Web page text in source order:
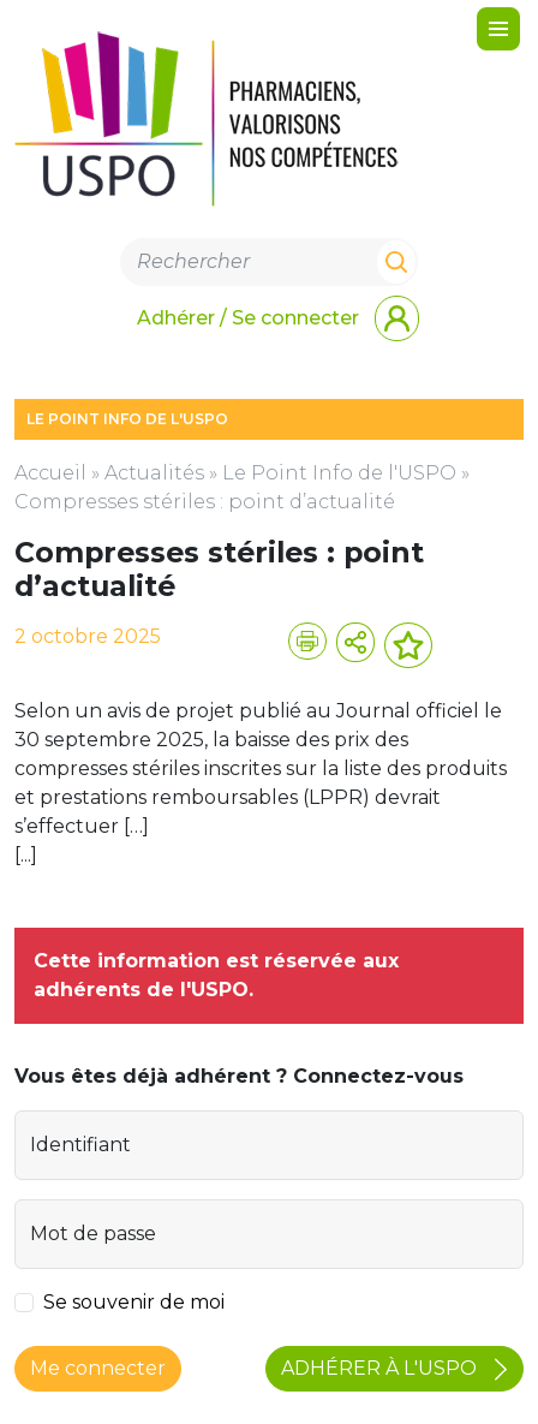
Adhérer / Se connecter
LE POINT INFO DE L'USPO
Accueil » Actualités » Le Point Info de l'USPO »
Compresses stériles : point d’actualité
Compresses stériles : point
d’actualité
2 octobre 2025
Selon un avis de projet publié au Journal officiel le
30 septembre 2025, la baisse des prix des
compresses stériles inscrites sur la liste des produits
et prestations remboursables (LPPR) devrait
s’effectuer […]
[...]
Cette information est réservée aux
adhérents de l'USPO.
Vous êtes déjà adhérent ? Connectez-vous
Identifiant
Mot de passe
Se souvenir de moi
Me connecter ADHÉRER À L'USPO